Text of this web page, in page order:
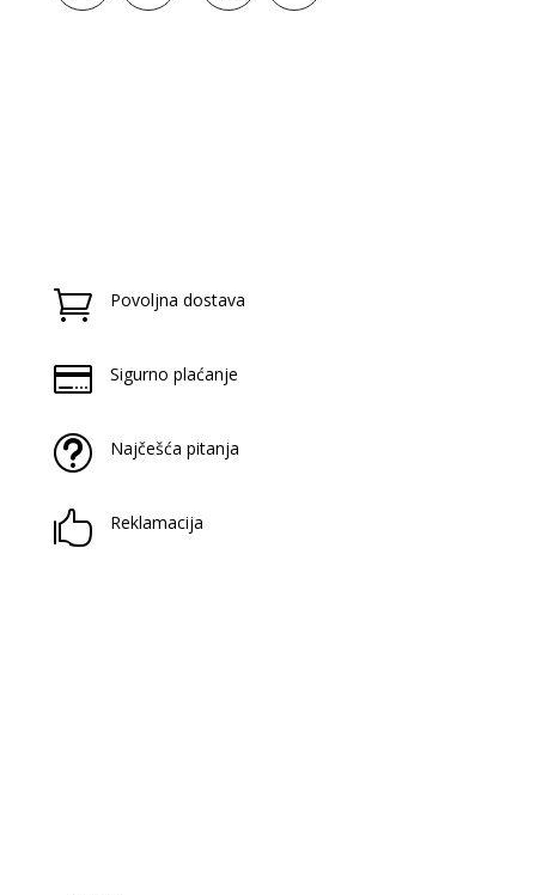
 Povoljna dostava
 Sigurno plaćanje
t Najčešća pitanja
 Reklamacija